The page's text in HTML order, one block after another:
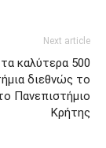
Next article
καλύτερα 500
διεθνώς το
Πανεπιστήμιο
Κρήτης